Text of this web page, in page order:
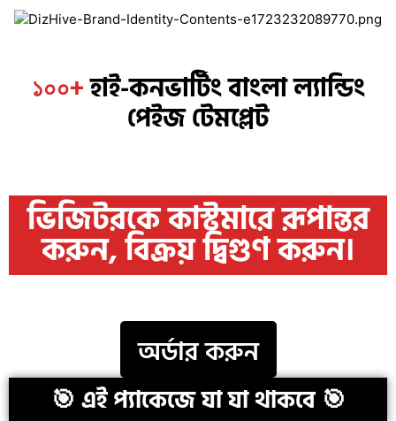
১০০+ হাই-কনভার্টিং বাংলা ল্যান্ডিং
পেইজ টেমপ্লেট
ভিজিটরকে কাস্টমারে রূপান্তর
করুন, বিক্রয় দ্বিগুণ করুন।
অর্ডার করুন
🎯 এই প্যাকেজে যা যা থাকবে 🎯